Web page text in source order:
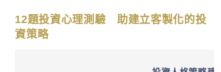
12題投資心理測驗 助建立客製化的投
資策略